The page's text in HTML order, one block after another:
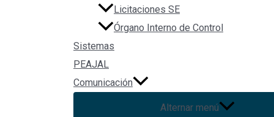
Licitaciones SE
Órgano Interno de Control
Sistemas
PEAJAL
Comunicación
Alternar menú